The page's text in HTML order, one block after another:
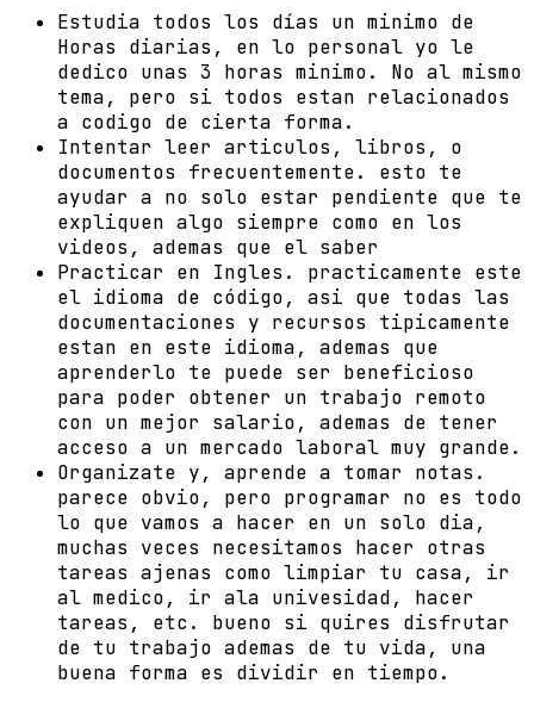
Estudia todos los días un minimo de
Horas diarias, en lo personal yo le
dedico unas 3 horas minimo. No al mismo
tema, pero si todos estan relacionados
a codigo de cierta forma.
Intentar leer articulos, libros, o
documentos frecuentemente. esto te
ayudar a no solo estar pendiente que te
expliquen algo siempre como en los
videos, ademas que el saber
Practicar en Ingles. practicamente este
el idioma de código, asi que todas las
documentaciones y recursos tipicamente
estan en este idioma, ademas que
aprenderlo te puede ser beneficioso
para poder obtener un trabajo remoto
con un mejor salario, ademas de tener
acceso a un mercado laboral muy grande.
Organizate y, aprende a tomar notas.
parece obvio, pero programar no es todo
lo que vamos a hacer en un solo dia,
muchas veces necesitamos hacer otras
tareas ajenas como limpiar tu casa, ir
al medico, ir ala univesidad, hacer
tareas, etc. bueno si quires disfrutar
de tu trabajo ademas de tu vida, una
buena forma es dividir en tiempo.